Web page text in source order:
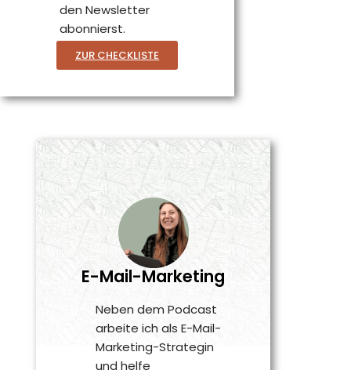
den Newsletter
abonnierst.
ZUR CHECKLISTE
E-Mail-Marketing
Neben dem Podcast
arbeite ich als E-Mail-
Marketing-Strategin
und helfe